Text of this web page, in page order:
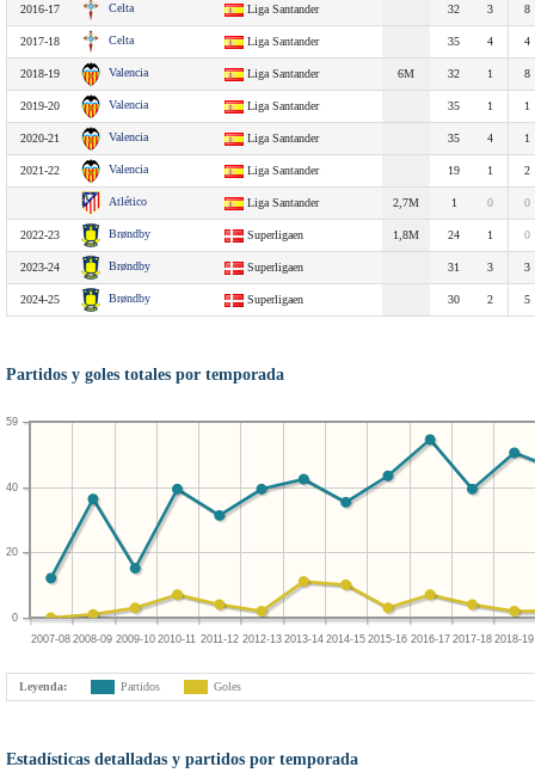
2016-17 Celta Liga Santander 32 3 8
2017-18 Celta Liga Santander 35 4 4
2018-19 Valencia Liga Santander 6M 32 1 8
2019-20 Valencia Liga Santander 35 1 1
2020-21 Valencia Liga Santander 35 4 1
2021-22 Valencia Liga Santander 19 1 2
Atlético Liga Santander 2,7M 1 0 0
2022-23 Brøndby Superligaen 1,8M 24 1 0
2023-24 Brøndby Superligaen 31 3 3
2024-25 Brøndby Superligaen 30 2 5
Partidos y goles totales por temporada
2007-08 2008-09 2009-10 2010-11 2011-12 2012-13 2013-14 2014-15 2015-16 2016-17 2017-18 2018-19
0
20
40
59
Leyenda: Partidos Goles
Estadísticas detalladas y partidos por temporada